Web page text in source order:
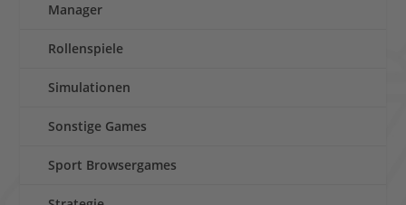
Manager
Rollenspiele
Simulationen
Sonstige Games
Sport Browsergames